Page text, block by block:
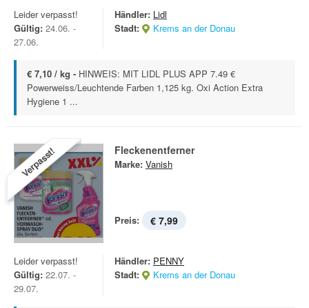
Leider verpasst!
Gültig: 24.06. -
27.06.
Händler: Lidl
Stadt:
Krems an der Donau
€ 7,10 / kg - HINWEIS: MIT LIDL PLUS APP 7.49 €
Powerweiss/Leuchtende Farben 1,125 kg. Oxi Action Extra
Hygiene 1 ...
Verpasst! Fleckenentferner
Marke: Vanish
Preis: € 7,99
Leider verpasst!
Gültig: 22.07. -
29.07.
Händler: PENNY
Stadt:
Krems an der Donau